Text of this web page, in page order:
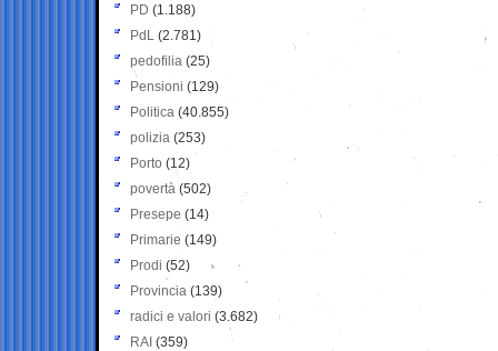
PD (1.188)
PdL (2.781)
pedofilia (25)
Pensioni (129)
Politica (40.855)
polizia (253)
Porto (12)
povertà (502)
Presepe (14)
Primarie (149)
Prodi (52)
Provincia (139)
radici e valori (3.682)
RAI (359)